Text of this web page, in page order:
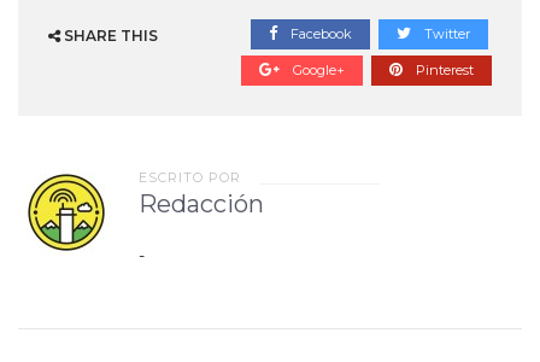
SHARE THIS Facebook Twitter
Google+ Pinterest
ESCRITO POR
Redacción
-